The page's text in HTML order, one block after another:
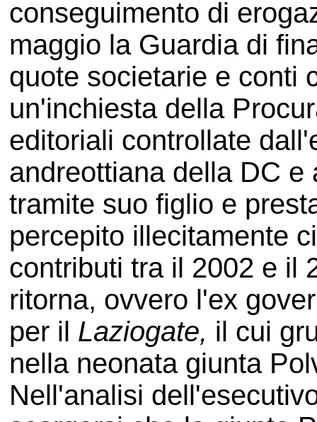
conseguimento di
maggio la Guardia di
quote societarie e conti
un'inchiesta della
editoriali controllate
andreottiana della DC e
tramite suo figlio e
percepito illecitamente
contributi tra il 2002 e il
ritorna, ovvero l'ex
per il Laziogate, il cui
nella neonata giunta
Nell'analisi